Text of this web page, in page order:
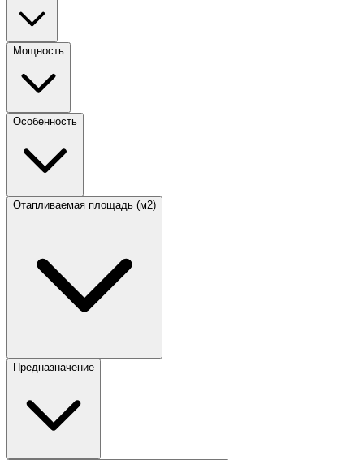
Мощность
Особенность
Отапливаемая площадь (м2)
Предназначение